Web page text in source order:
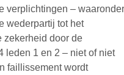
verplichtingen – waaronder
wederpartij tot het
zekerheid door de
leden 1 en 2 – niet of niet
faillissement wordt